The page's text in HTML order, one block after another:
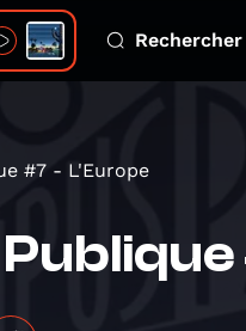
Rechercher
#7 - L'Europe